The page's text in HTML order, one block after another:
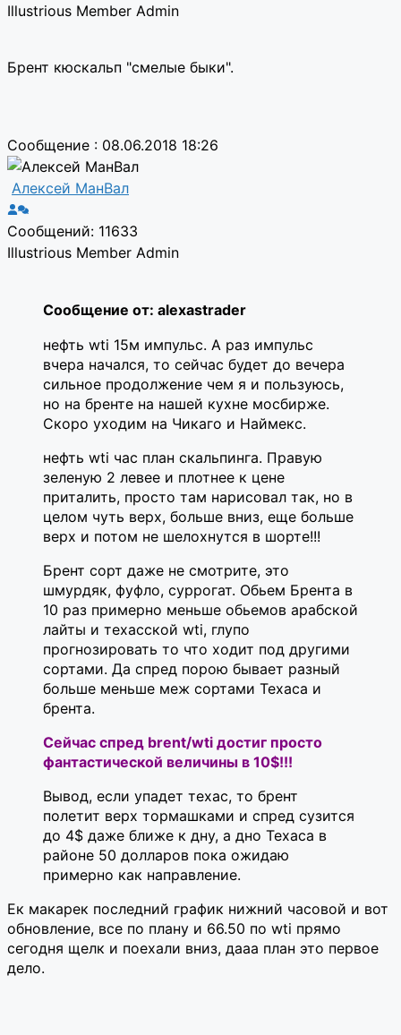
Illustrious Member Admin
Брент кюскальп "смелые быки".
Сообщение : 08.06.2018 18:26
Алексей МанВал
Сообщений: 11633
Illustrious Member Admin
Сообщение от: alexastrader
нефть wti 15м импульс. А раз импульс
вчера начался, то сейчас будет до вечера
сильное продолжение чем я и пользуюсь,
но на бренте на нашей кухне мосбирже.
Скоро уходим на Чикаго и Наймекс.
нефть wti час план скальпинга. Правую
зеленую 2 левее и плотнее к цене
приталить, просто там нарисовал так, но в
целом чуть верх, больше вниз, еще больше
верх и потом не шелохнутся в шорте!!!
Брент сорт даже не смотрите, это
шмурдяк, фуфло, суррогат. Обьем Брента в
10 раз примерно меньше обьемов арабской
лайты и техасской wti, глупо
прогнозировать то что ходит под другими
сортами. Да спред порою бывает разный
больше меньше меж сортами Техаса и
брента.
Cейчас cпред brent/wti достиг просто
фантастической величины в 10$!!!
Вывод, если упадет техас, то брент
полетит верх тормашками и спред сузится
до 4$ даже ближе к дну, а дно Техаса в
районе 50 долларов пока ожидаю
примерно как направление.
Ек макарек последний график нижний часовой и вот
обновление, все по плану и 66.50 по wti прямо
сегодня щелк и поехали вниз, дааа план это первое
дело.